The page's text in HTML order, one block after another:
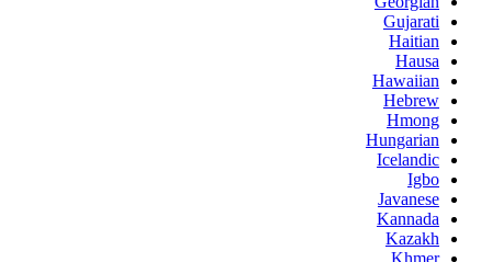
Gujarati
Haitian
Hausa
Hawaiian
Hebrew
Hmong
Hungarian
Icelandic
Igbo
Javanese
Kannada
Kazakh